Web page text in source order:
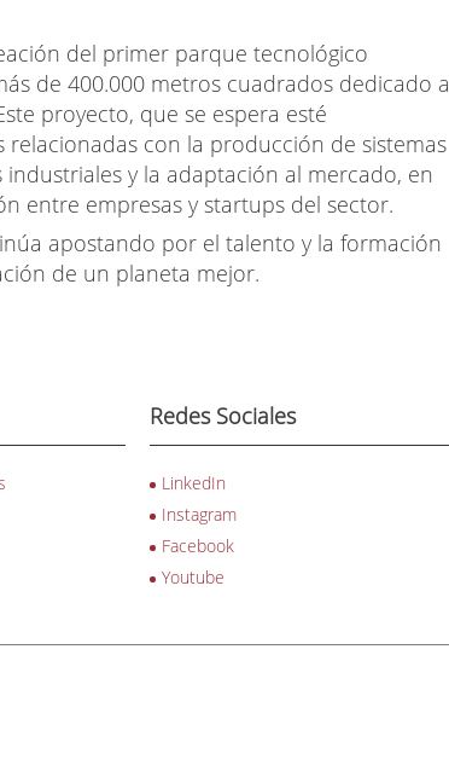
del primer parque tecnológico
de 400.000 metros cuadrados dedicado a
proyecto, que se espera esté
con la producción de sistemas
y la adaptación al mercado, en
entre empresas y startups del sector.
apostando por el talento y la formación
de un planeta mejor.
Redes Sociales
LinkedIn
Instagram
Facebook
Youtube